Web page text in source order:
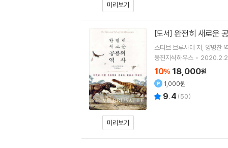
미리보기
미리보기
[도서] 완전히 새로운
스티브 브루사테 저 양병찬 역
웅진지식하우스
10% 18,000원
1,000원
9.4 (50)